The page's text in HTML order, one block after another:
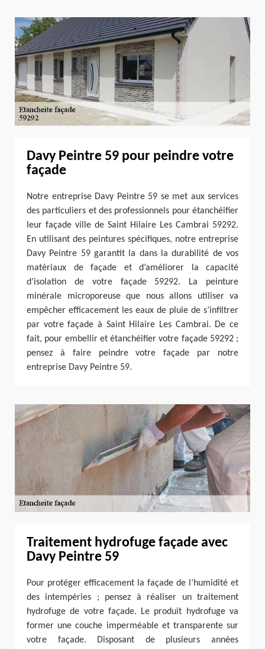
Davy Peintre 59 pour peindre votre
façade
Notre entreprise Davy Peintre 59 se met aux services
des particuliers et des professionnels pour étanchéifier
leur façade ville de Saint Hilaire Les Cambrai 59292.
En utilisant des peintures spécifiques, notre entreprise
Davy Peintre 59 garantit la dans la durabilité de vos
matériaux de façade et d’améliorer la capacité
d’isolation de votre façade 59292. La peinture
minérale microporeuse que nous allons utiliser va
empêcher efficacement les eaux de pluie de s’infiltrer
par votre façade à Saint Hilaire Les Cambrai. De ce
fait, pour embellir et étanchéifier votre façade 59292 ;
pensez à faire peindre votre façade par notre
entreprise Davy Peintre 59.
Traitement hydrofuge façade avec
Davy Peintre 59
Pour protéger efficacement la façade de l’humidité et
des intempéries ; pensez à réaliser un traitement
hydrofuge de votre façade. Le produit hydrofuge va
former une couche imperméable et transparente sur
votre façade. Disposant de plusieurs années